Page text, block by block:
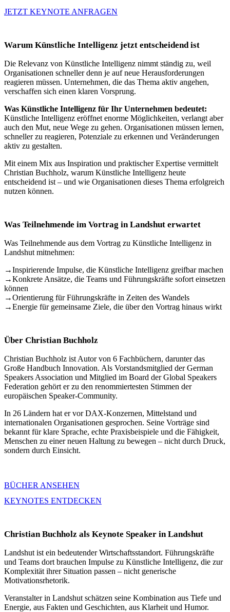
JETZT KEYNOTE ANFRAGEN
Warum Künstliche Intelligenz jetzt entscheidend ist
Die Relevanz von Künstliche Intelligenz nimmt ständig zu, weil
Organisationen schneller denn je auf neue Herausforderungen
reagieren müssen. Unternehmen, die das Thema aktiv angehen,
verschaffen sich einen klaren Vorsprung.
Was Künstliche Intelligenz für Ihr Unternehmen bedeutet:
Künstliche Intelligenz eröffnet enorme Möglichkeiten, verlangt aber
auch den Mut, neue Wege zu gehen. Organisationen müssen lernen,
schneller zu reagieren, Potenziale zu erkennen und Veränderungen
aktiv zu gestalten.
Mit einem Mix aus Inspiration und praktischer Expertise vermittelt
Christian Buchholz, warum Künstliche Intelligenz heute
entscheidend ist – und wie Organisationen dieses Thema erfolgreich
nutzen können.
Was Teilnehmende im Vortrag in Landshut erwartet
Was Teilnehmende aus dem Vortrag zu Künstliche Intelligenz in
Landshut mitnehmen:
→Inspirierende Impulse, die Künstliche Intelligenz greifbar machen
→Konkrete Ansätze, die Teams und Führungskräfte sofort einsetzen
können
→Orientierung für Führungskräfte in Zeiten des Wandels
→Energie für gemeinsame Ziele, die über den Vortrag hinaus wirkt
Über Christian Buchholz
Christian Buchholz ist Autor von 6 Fachbüchern, darunter das
Große Handbuch Innovation. Als Vorstandsmitglied der German
Speakers Association und Mitglied im Board der Global Speakers
Federation gehört er zu den renommiertesten Stimmen der
europäischen Speaker-Community.
In 26 Ländern hat er vor DAX-Konzernen, Mittelstand und
internationalen Organisationen gesprochen. Seine Vorträge sind
bekannt für klare Sprache, echte Praxisbeispiele und die Fähigkeit,
Menschen zu einer neuen Haltung zu bewegen – nicht durch Druck,
sondern durch Einsicht.
BÜCHER ANSEHEN
KEYNOTES ENTDECKEN
Christian Buchholz als Keynote Speaker in Landshut
Landshut ist ein bedeutender Wirtschaftsstandort. Führungskräfte
und Teams dort brauchen Impulse zu Künstliche Intelligenz, die zur
Komplexität ihrer Situation passen – nicht generische
Motivationsrhetorik.
Veranstalter in Landshut schätzen seine Kombination aus Tiefe und
Energie, aus Fakten und Geschichten, aus Klarheit und Humor.